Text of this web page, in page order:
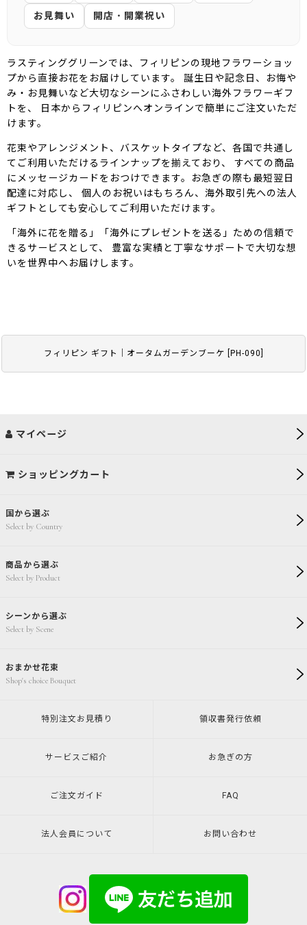
フィリピン ギフト｜オータムガーデンブーケ PH-090
お見舞い
開店・開業祝い
ラスティンググリーンでは、フィリピンの現地フラワーショッ
プから直接お花をお届けしています。 誕生日や記念日、お悔や
み・お見舞いなど大切なシーンにふさわしい海外フラワーギフ
トを、 日本からフィリピンへオンラインで簡単にご注文いただ
けます。
花束やアレンジメント、バスケットタイプなど、各国で共通し
てご利用いただけるラインナップを揃えており、 すべての商品
にメッセージカードをおつけできます。お急ぎの際も最短翌日
配達に対応し、 個人のお祝いはもちろん、海外取引先への法人
ギフトとしても安心してご利用いただけます。
「海外に花を贈る」「海外にプレゼントを送る」ための信頼で
きるサービスとして、 豊富な実績と丁寧なサポートで大切な想
いを世界中へお届けします。
国から選ぶ
Select by Country
商品から選ぶ
Select by Product
シーンから選ぶ
Select by Scene
おまかせ花束
Shop's choice Bouquet
マイページ
ショッピングカート
特別注文 お見積り 領収書発行依頼
サービスご紹介 お急ぎの方
ご注文ガイド FAQ
法人会員について お問い合わせ